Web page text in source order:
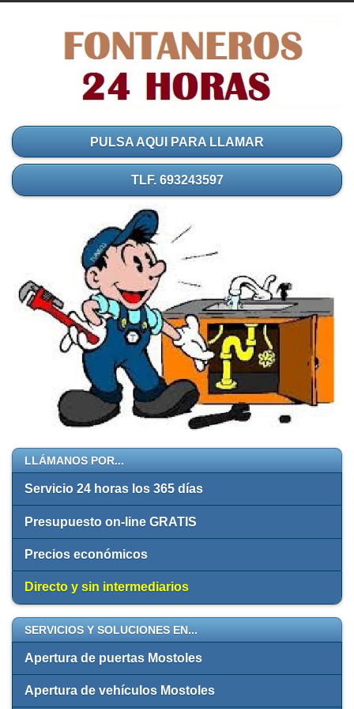
PULSA AQUI PARA LLAMAR
TLF. 693243597
LLÁMANOS POR...
Servicio 24 horas los 365 días
Presupuesto on-line GRATIS
Precios económicos
Directo y sin intermediarios
SERVICIOS Y SOLUCIONES EN...
Apertura de puertas Mostoles
Apertura de vehículos Mostoles